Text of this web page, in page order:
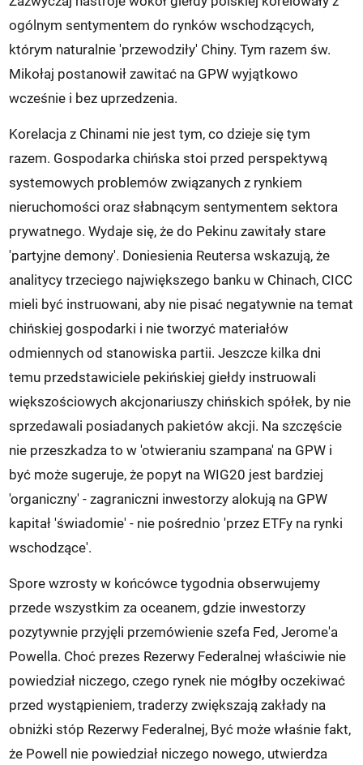
ogólnym sentymentem do rynków wschodzących,
którym naturalnie 'przewodziły' Chiny. Tym razem św.
Mikołaj postanowił zawitać na GPW wyjątkowo
wcześnie i bez uprzedzenia.
Korelacja z Chinami nie jest tym, co dzieje się tym
razem. Gospodarka chińska stoi przed perspektywą
systemowych problemów związanych z rynkiem
nieruchomości oraz słabnącym sentymentem sektora
prywatnego. Wydaje się, że do Pekinu zawitały stare
'partyjne demony'. Doniesienia Reutersa wskazują, że
analitycy trzeciego największego banku w Chinach, CICC
mieli być instruowani, aby nie pisać negatywnie na temat
chińskiej gospodarki i nie tworzyć materiałów
odmiennych od stanowiska partii. Jeszcze kilka dni
temu przedstawiciele pekińskiej giełdy instruowali
większościowych akcjonariuszy chińskich spółek, by nie
sprzedawali posiadanych pakietów akcji. Na szczęście
nie przeszkadza to w 'otwieraniu szampana' na GPW i
być może sugeruje, że popyt na WIG20 jest bardziej
'organiczny' - zagraniczni inwestorzy alokują na GPW
kapitał 'świadomie' - nie pośrednio 'przez ETFy na rynki
wschodzące'.
Spore wzrosty w końcówce tygodnia obserwujemy
przede wszystkim za oceanem, gdzie inwestorzy
pozytywnie przyjęli przemówienie szefa Fed, Jerome'a
Powella. Choć prezes Rezerwy Federalnej właściwie nie
powiedział niczego, czego rynek nie mógłby oczekiwać
przed wystąpieniem, traderzy zwiększają zakłady na
obniżki stóp Rezerwy Federalnej, Być może właśnie fakt,
że Powell nie powiedział niczego nowego, utwierdza